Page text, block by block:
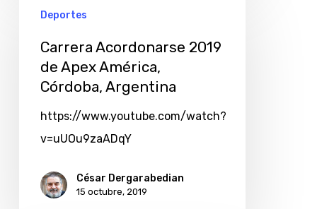
Deportes
Carrera Acordonarse 2019
de Apex América,
Córdoba, Argentina
https://www.youtube.com/watch?
v=uUOu9zaADqY
César Dergarabedian
15 octubre, 2019